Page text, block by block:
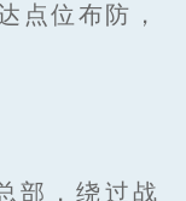
点位布防，
部，绕过战